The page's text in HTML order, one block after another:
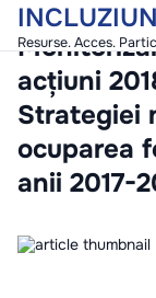
Resurse. Acces.
/ 10 December 2025
acțiuni
Strategiei
ocuparea
anii 2017-